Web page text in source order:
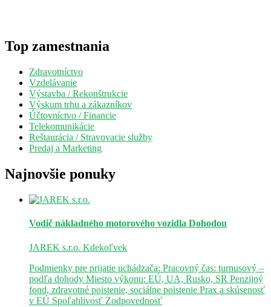
Top zamestnania
Zdravotníctvo
Vzdelávanie
Výstavba / Rekonštrukcie
Výskum trhu a zákazníkov
Účtovníctvo / Financie
Telekomunikácie
Reštaurácia / Stravovacie služby
Predaj a Marketing
Najnovšie ponuky
Vodič nákladného motorového vozidla Dohodou
JAREK s.r.o. Kdekoľvek
Podmienky pre prijatie uchádzača: Pracovný čas: turnusový –
podľa dohody Miesto výkonu: EÚ, UA, Rusko, SR Penzijný
fond, zdravotné poistenie, sociálne poistenie Prax a skúsenosť
v EÚ Spoľahlivosť Zodpovednosť